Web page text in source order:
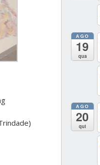
AGO
19
qua
AGO
20
qui